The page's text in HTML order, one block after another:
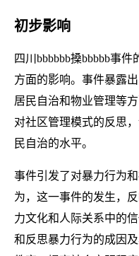
初步影响
四川bbbbbb搡bbbbb事
方面的影响。事件暴露
居民自治和物业管理等
对社区管理模式的反思
民自治的水平。
事件引发了对暴力行为
为，这一事件的发生，
力文化和人际关系中的
和反思暴力行为的成因